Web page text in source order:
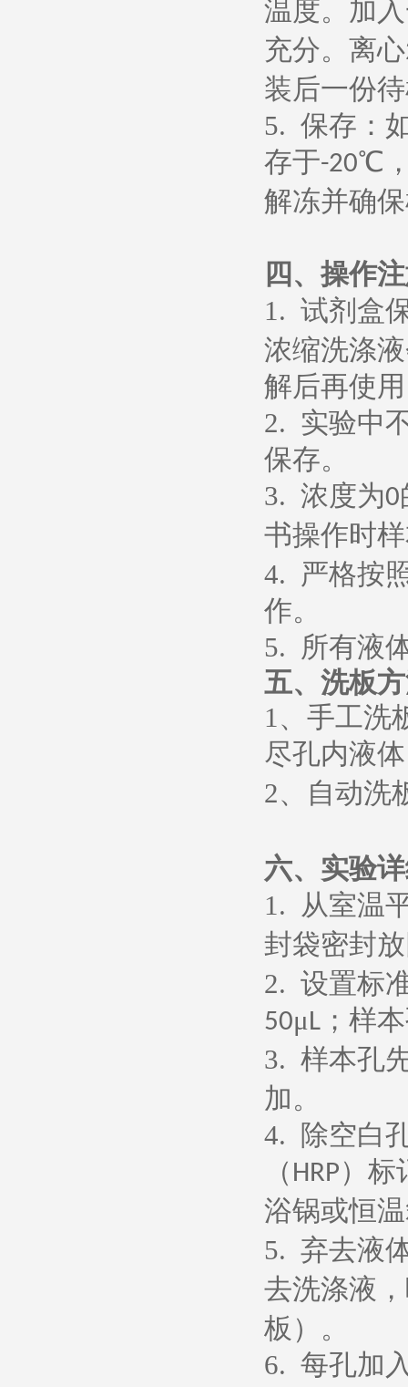
温度。加
充分。离心
装后一份
5. 保存：
存于-20℃
解冻并确
四、操作
1. 试剂盒
浓缩洗涤
解后再使
2. 实验中
保存。
3. 浓度为0
书操作时
4. 严格按
作。
5. 所有液
五、 洗板
1、 手工洗
尽孔内液
2、 自动洗
六、 实验
1. 从室温
封袋密封
2. 设置标
50μL ；样
3. 样本孔
加。
4. 除空白
（ HRP）标
浴锅或恒
5. 弃去液
去洗涤液
板）。
6. 每孔加